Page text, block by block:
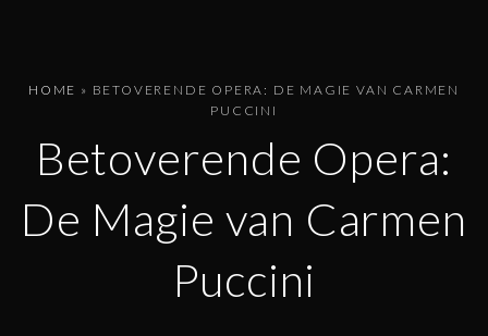
HOME » BETOVERENDE OPERA: DE MAGIE VAN CARMEN
PUCCINI
Betoverende Opera:
De Magie van Carmen
Puccini